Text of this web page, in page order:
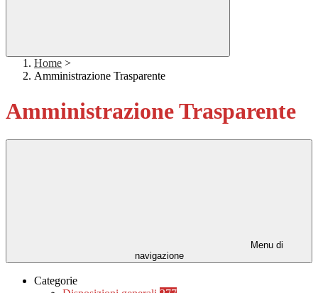
Home >
Amministrazione Trasparente
Amministrazione Trasparente
Menu di
navigazione
Categorie